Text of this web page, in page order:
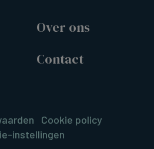
Over ons
Contact
Cookie policy
instellingen